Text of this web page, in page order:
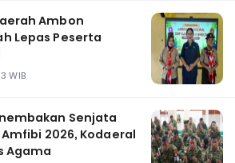
Ambon
Lepas Peserta
WIB
Senjata
Amfibi 2026, Kodaeral
Agama